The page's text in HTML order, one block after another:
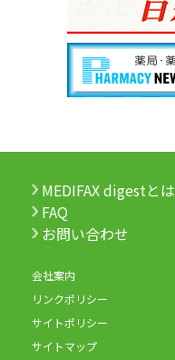
MEDIFAX digestとは
FAQ
お問い合わせ
会社案内
リンクポリシー
サイトポリシー
サイトマップ